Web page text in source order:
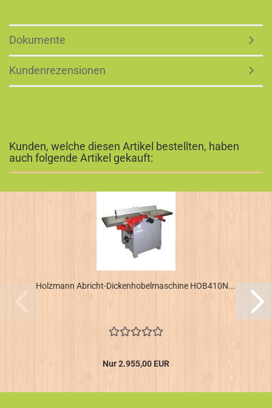
Dokumente
Kundenrezensionen
Kunden, welche diesen Artikel bestellten, haben
auch folgende Artikel gekauft:
Holzmann Abricht-Dickenhobelmaschine HOB410N...
Nur 2.955,00 EUR